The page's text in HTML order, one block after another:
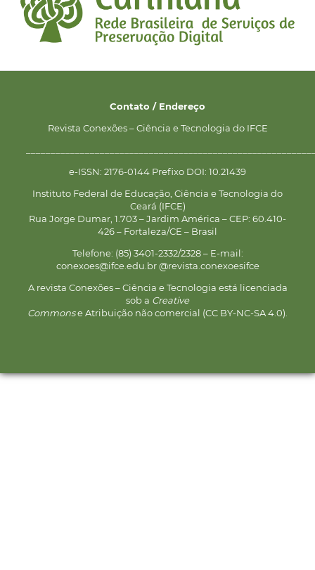
Contato / Endereço
Revista Conexões – Ciência e Tecnologia do IFCE
e-ISSN: 2176-0144 Prefixo DOI: 10.21439
Instituto Federal de Educação, Ciência e Tecnologia do
Ceará (IFCE)
Rua Jorge Dumar, 1.703 – Jardim América – CEP: 60.410-
426 – Fortaleza/CE – Brasil
Telefone: (85) 3401-2332/2328 – E-mail:
conexoes@ifce.edu.br @revista.conexoesifce
A revista Conexões – Ciência e Tecnologia está licenciada
sob a Creative
Commonse Atribuição não comercial (CC BY-NC-SA 4.0).